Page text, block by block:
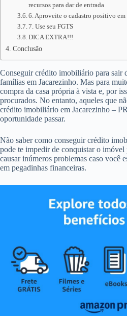
recursos para dar de entrada
6. Aproveite o cadastro positivo em
7. Use seu FGTS
DICA EXTRA!!!
Conclusão
Conseguir crédito imobiliário para sair
famílias em Jacarezinho. Mas para
compra da casa própria à vista e, por
procurados. No entanto, aqueles que
crédito imobiliário em Jacarezinho –
oportunidade passar.
Não saber como conseguir crédito
pode te impedir de conquistar o
causar inúmeros problemas caso você
em pegadinhas financeiras.